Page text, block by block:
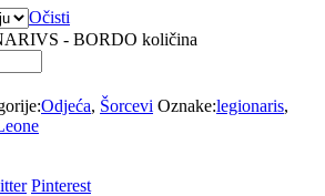
Očisti
- BORDO količina
Odjeća, Šorcevi Oznake:legionaris,
Pinterest